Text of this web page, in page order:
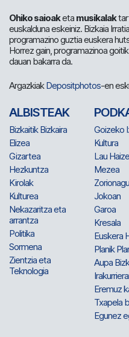
Ohiko saioaketa musikalak
euskalduna eskeiniz. Bizkaia
programazino guztia euskera
Horrez gain, programazinoa
dauan bakarra da.
ArgazkiakDepositphotos-en
ALBISTEAK
Bizkaitik Bizkaira
Elizea
Gizartea
Hezkuntza
Kirolak
Kulturea
Nekazaritza eta
arrantza
Politika
Sormena
Zientzia eta
Teknologia
Goizeko
Kultura
Lau
Mezea
Jokoan
Garoa
Kresala
Euskera
Planik
Aupa
Eremuz
Txapela
Egunez